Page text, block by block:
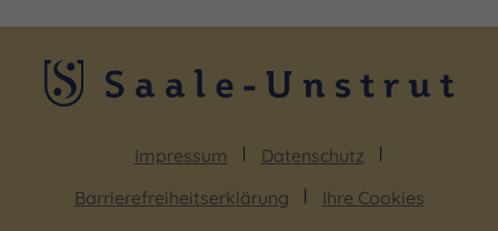
Impressum
Datenschutz
Barrierefreiheitserklärung
Ihre Cookies